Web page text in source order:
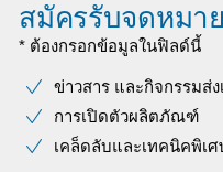
สมัครรับจดหมา
* ต้องกรอกข้อมูลในฟิลด์นี้
ข่าวสาร และกิจกรรมส่ง
การเปิดตัวผลิตภัณฑ์
เคล็ดลับและเทคนิคพิเศ